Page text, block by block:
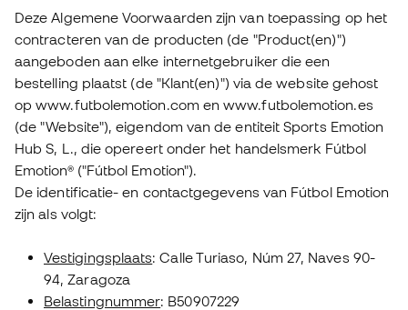
Deze Algemene Voorwaarden zijn van toepassing op het
contracteren van de producten (de "Product(en)")
aangeboden aan elke internetgebruiker die een
bestelling plaatst (de "Klant(en)") via de website gehost
op www.futbolemotion.com en www.futbolemotion.es
(de "Website"), eigendom van de entiteit Sports Emotion
Hub S, L., die opereert onder het handelsmerk Fútbol
Emotion® ("Fútbol Emotion").
De identificatie- en contactgegevens van Fútbol Emotion
zijn als volgt:
Vestigingsplaats: Calle Turiaso, Núm 27, Naves 90-
94, Zaragoza
Belastingnummer: B50907229